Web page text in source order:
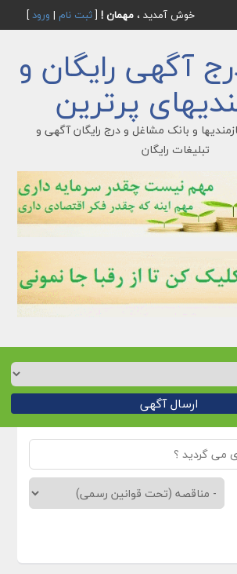
خوش آمدید ، مهمان ![ثبت نام | ورود]
آگهی رایگان و
پرترین
و بانک مشاغل و درج رایگان آگهی و
تبلیغات رایگان
ارسال آگهی